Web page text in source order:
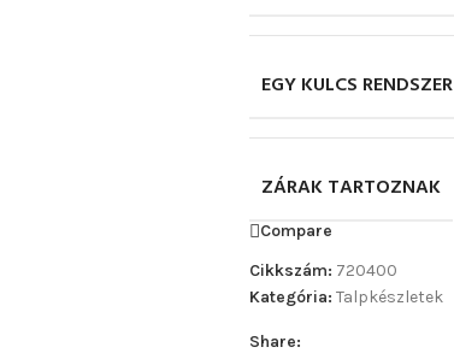
EGY KULCS RENDSZER
ZÁRAK TARTOZNAK
Compare
Cikkszám: 720400
Kategória: Talpkészletek
Share: